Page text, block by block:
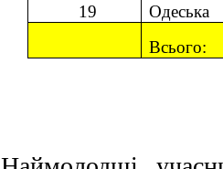
19
Одеська
Всього: